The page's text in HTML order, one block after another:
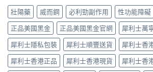
事〉
穩？〉
中
高
勃
起
硬
度〉
中
使
用
血
管
擴
張
類
藥
拉
非）
劑
量
點
揀？
10mg、
20mg
壯陽藥 威而鋼 必利勁副作用 性功能障礙
正品美國黑金
正品美國黑金官網 犀利士萬
犀利士隱私包裝
犀利士順豐送貨
犀利士香
犀利士香港正品
犀利士香港現貨
犀利士香